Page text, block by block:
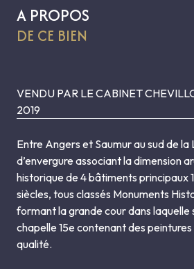
A PROPOS
DE CE BIEN
VENDU PAR LE CABINET
2019
Entre Angers et Saumur au sud de la
d’envergure associant la dimension
historique de 4 bâtiments principaux
siècles, tous classés Monuments
formant la grande cour dans laquelle
chapelle 15e contenant des
qualité.